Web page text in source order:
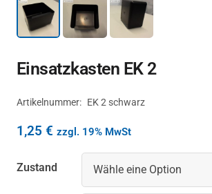
Einsatzkasten EK 2
Artikelnummer: EK 2 schwarz
1,25 € zzgl. 19% MwSt
Zustand